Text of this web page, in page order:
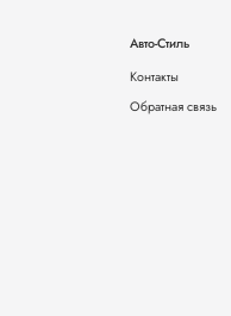
Авто-Стиль
Контакты
Обратная связь